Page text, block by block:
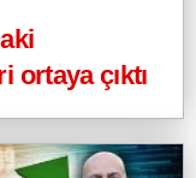
ortaya çıktı